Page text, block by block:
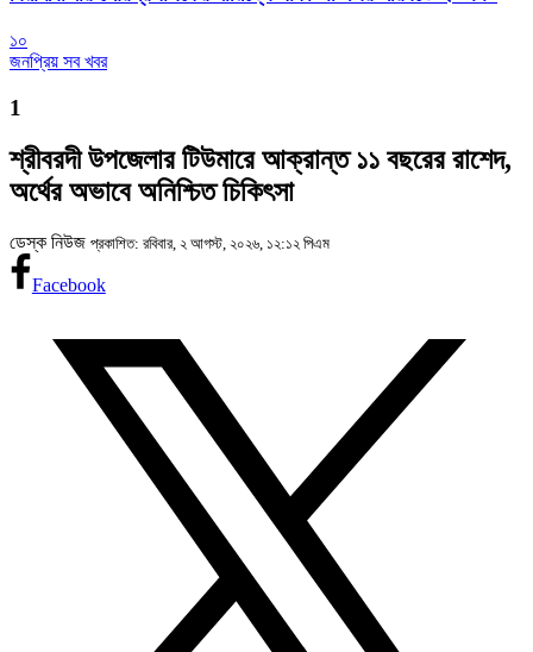
১০
জনপ্রিয় সব খবর
1
শ্রীবরদী উপজেলার টিউমারে আক্রান্ত ১১ বছরের রাশেদ,
অর্থের অভাবে অনিশ্চিত চিকিৎসা
ডেস্ক নিউজ প্রকাশিত: রবিবার, ২ আগস্ট, ২০২৬, ১২:১২ পিএম
Facebook